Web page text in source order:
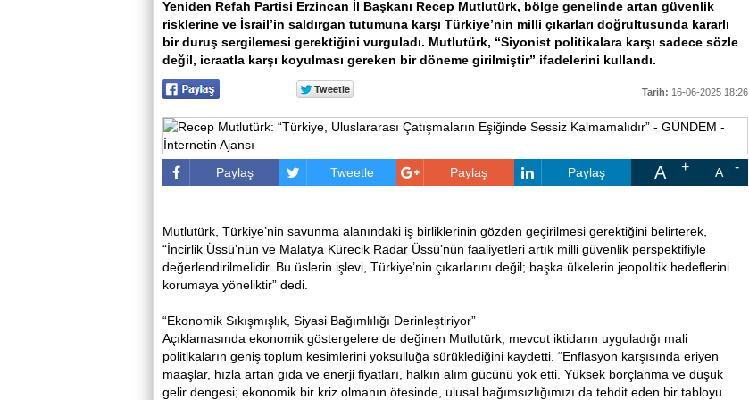
Yeniden Refah Partisi Erzincan İl Başkanı Recep Mutlutürk, bölge genelinde artan güvenlik
risklerine ve İsrail’in saldırgan tutumuna karşı Türkiye’nin milli çıkarları doğrultusunda kararlı
bir duruş sergilemesi gerektiğini vurguladı. Mutlutürk, “Siyonist politikalara karşı sadece sözle
değil, icraatla karşı koyulması gereken bir döneme girilmiştir” ifadelerini kullandı.
Tarih: 16-06-2025 18:26
Paylaş Tweetle Paylaş Paylaş A A
Mutlutürk, Türkiye’nin savunma alanındaki iş birliklerinin gözden geçirilmesi gerektiğini belirterek,
“İncirlik Üssü’nün ve Malatya Kürecik Radar Üssü’nün faaliyetleri artık milli güvenlik perspektifiyle
değerlendirilmelidir. Bu üslerin işlevi, Türkiye’nin çıkarlarını değil; başka ülkelerin jeopolitik hedeflerini
korumaya yöneliktir” dedi.
“Ekonomik Sıkışmışlık, Siyasi Bağımlılığı Derinleştiriyor”
Açıklamasında ekonomik göstergelere de değinen Mutlutürk, mevcut iktidarın uyguladığı mali
politikaların geniş toplum kesimlerini yoksulluğa sürüklediğini kaydetti. “Enflasyon karşısında eriyen
maaşlar, hızla artan gıda ve enerji fiyatları, halkın alım gücünü yok etti. Yüksek borçlanma ve düşük
gelir dengesi; ekonomik bir kriz olmanın ötesinde, ulusal bağımsızlığımızı da tehdit eden bir tabloyu